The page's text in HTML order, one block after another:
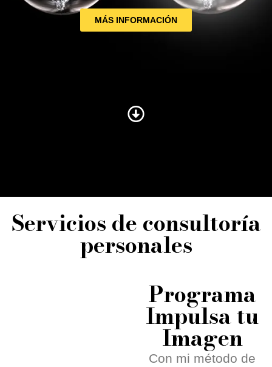
MÁS INFORMACIÓN
Servicios de consultoría
personales
Programa
Impulsa tu
Imagen
Con mi método de